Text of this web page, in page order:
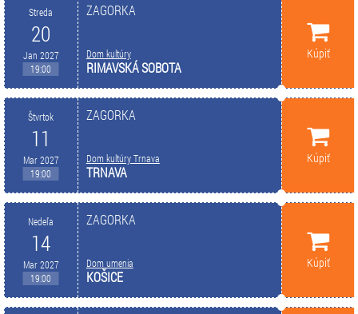
Streda
20
Jan 2027
19:00
ZAGORKA
Dom kultúry
RIMAVSKÁ SOBOTA
Kúpiť
Štvrtok
11
Mar 2027
19:00
ZAGORKA
Dom kultúry Trnava
TRNAVA
Kúpiť
Nedeľa
14
Mar 2027
19:00
ZAGORKA
Dom umenia
KOŠICE
Kúpiť